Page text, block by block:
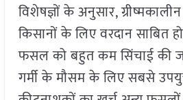
विशेषज्ञों के अनुसार,
किसानों के लिए वरदान साबित
फसल को बहुत कम सिंचाई की
गर्मी के मौसम के लिए सबसे